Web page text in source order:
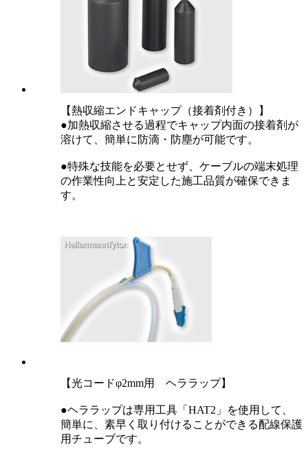
【熱収縮エンドキャップ（接着剤付き）】
●加熱収縮させる過程でキャップ内面の接着剤が
溶けて、簡単に防滴・防塵が可能です。
●特殊な技能を必要とせず、ケーブルの端末処理
の作業性向上と安定した施工品質が確保できま
す。
【光コードφ2mm用 ヘララップ】
●ヘララップは専用工具「HAT2」を使用して、
簡単に、素早く取り付けることができる配線保護
用チューブです。